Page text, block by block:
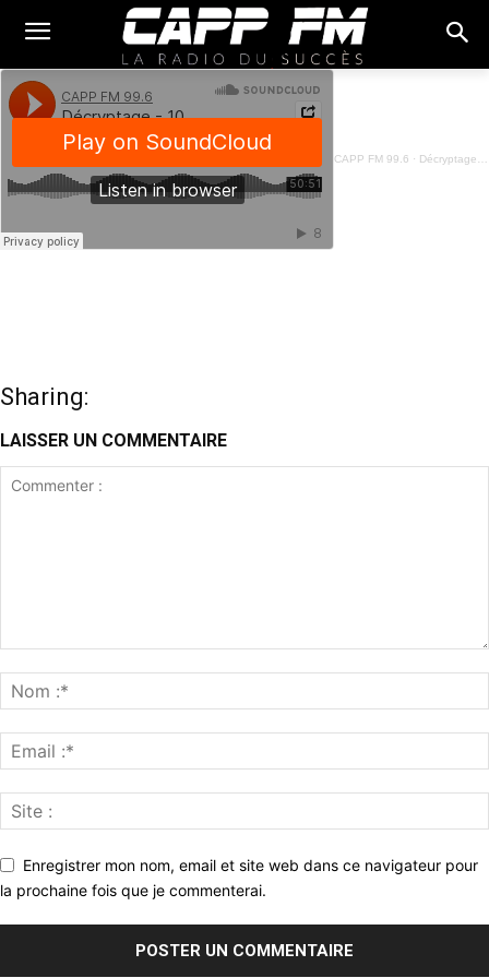
CAPP FM 99.6 · Décryptage - 10 Juillet 2023
Sharing:
LAISSER UN COMMENTAIRE
Enregistrer mon nom, email et site web dans ce navigateur pour
la prochaine fois que je commenterai.